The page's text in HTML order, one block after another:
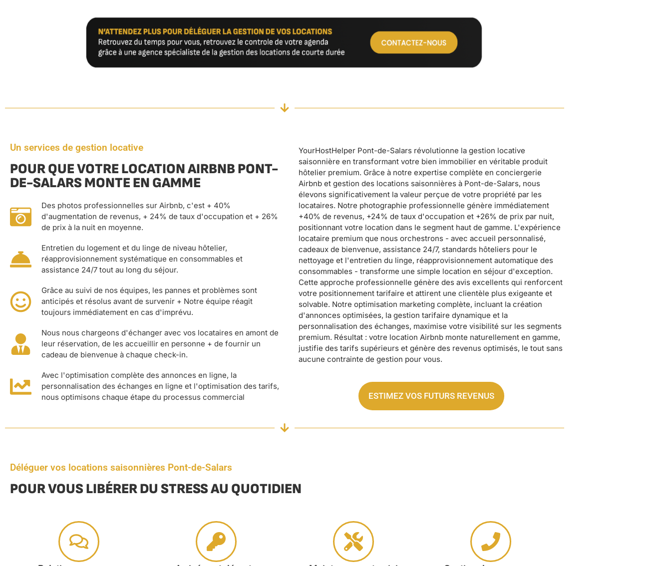
Un services de gestion locative
POUR QUE VOTRE LOCATION AIRBNB PONT-
DE-SALARS MONTE EN GAMME
Des photos professionnelles sur Airbnb, c'est + 40%
d'augmentation de revenus, + 24% de taux d'occupation et + 26%
de prix à la nuit en moyenne.
Entretien du logement et du linge de niveau hôtelier,
réapprovisionnement systématique en consommables et
assistance 24/7 tout au long du séjour.
Grâce au suivi de nos équipes, les pannes et problèmes sont
anticipés et résolus avant de survenir + Notre équipe réagit
toujours immédiatement en cas d'imprévu.
Nous nous chargeons d'échanger avec vos locataires en amont de
leur réservation, de les accueillir en personne + de fournir un
cadeau de bienvenue à chaque check-in.
Avec l'optimisation complète des annonces en ligne, la
personnalisation des échanges en ligne et l'optimisation des tarifs,
nous optimisons chaque étape du processus commercial
YourHostHelper Pont-de-Salars révolutionne la gestion locative
saisonnière en transformant votre bien immobilier en véritable produit
hôtelier premium. Grâce à notre expertise complète en conciergerie
Airbnb et gestion des locations saisonnières à Pont-de-Salars, nous
élevons significativement la valeur perçue de votre propriété par les
locataires. Notre photographie professionnelle génère immédiatement
+40% de revenus, +24% de taux d'occupation et +26% de prix par nuit,
positionnant votre location dans le segment haut de gamme. L'expérience
locataire premium que nous orchestrons - avec accueil personnalisé,
cadeaux de bienvenue, assistance 24/7, standards hôteliers pour le
nettoyage et l'entretien du linge, réapprovisionnement automatique des
consommables - transforme une simple location en séjour d'exception.
Cette approche professionnelle génère des avis excellents qui renforcent
votre positionnement tarifaire et attirent une clientèle plus exigeante et
solvable. Notre optimisation marketing complète, incluant la création
d'annonces optimisées, la gestion tarifaire dynamique et la
personnalisation des échanges, maximise votre visibilité sur les segments
premium. Résultat : votre location Airbnb monte naturellement en gamme,
justifie des tarifs supérieurs et génère des revenus optimisés, le tout sans
aucune contrainte de gestion pour vous.
ESTIMEZ VOS FUTURS REVENUS
Déléguer vos locations saisonnières Pont-de-Salars
POUR VOUS LIBÉRER DU STRESS AU QUOTIDIEN